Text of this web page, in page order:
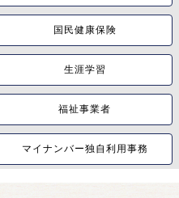
国民健康保険
生涯学習
福祉事業者
マイナンバー独自利用事務